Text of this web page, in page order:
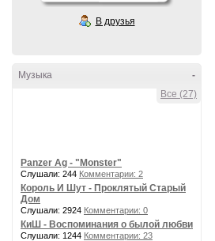
В друзья
-
Музыка
Все (27)
Panzer Ag - "Monster"
Слушали: 244 Комментарии: 2
Король И Шут - Проклятый Старый
Дом
Слушали: 2924 Комментарии: 0
КиШ - Воспоминания о былой любви
Слушали: 1244 Комментарии: 23